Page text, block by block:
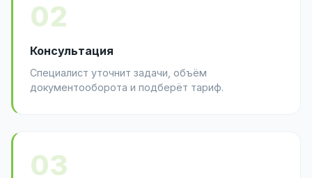
02
Консультация
Специалист уточнит задачи, объём
документооборота и подберёт тариф.
03